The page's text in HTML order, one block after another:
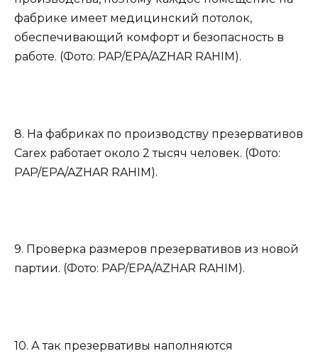
фабрике имеет медицинский потолок,
обеспечивающий комфорт и безопасность в
работе. (Фото: PAP/EPA/AZHAR RAHIM).
8. На фабриках по производству презервативов
Carex работает около 2 тысяч человек. (Фото:
PAP/EPA/AZHAR RAHIM).
9. Проверка размеров презервативов из новой
партии. (Фото: PAP/EPA/AZHAR RAHIM).
10. А так презервативы наполняются